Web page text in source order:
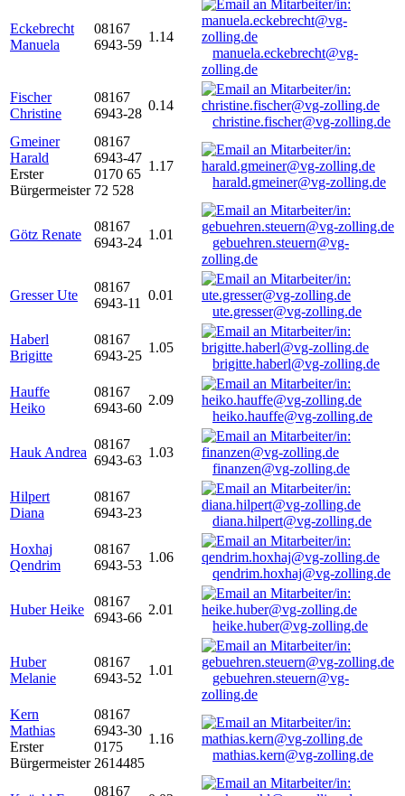
Eckebrecht
Manuela
08167
6943-59
1.14
manuela.eckebrecht@vg-
zolling.de
Fischer
Christine
08167
6943-28
0.14
christine.fischer@vg-zolling.de
Gmeiner
Harald
Erster
Bürgermeister
08167
6943-47
0170 65
72 528
1.17
harald.gmeiner@vg-zolling.de
Götz Renate
08167
6943-24
1.01
gebuehren.steuern@vg-
zolling.de
Gresser Ute
08167
6943-11
0.01
ute.gresser@vg-zolling.de
Haberl
Brigitte
08167
6943-25
1.05
brigitte.haberl@vg-zolling.de
Hauffe
Heiko
08167
6943-60
2.09
heiko.hauffe@vg-zolling.de
Hauk Andrea
08167
6943-63
1.03
finanzen@vg-zolling.de
Hilpert
Diana
08167
6943-23
diana.hilpert@vg-zolling.de
Hoxhaj
Qendrim
08167
6943-53
1.06
qendrim.hoxhaj@vg-zolling.de
Huber Heike
08167
6943-66
2.01
heike.huber@vg-zolling.de
Huber
Melanie
08167
6943-52
1.01
gebuehren.steuern@vg-
zolling.de
Kern
Mathias
Erster
Bürgermeister
08167
6943-30
0175
2614485
1.16
mathias.kern@vg-zolling.de
08167